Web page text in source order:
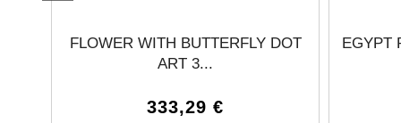
FLOWER WITH BUTTERFLY DOT
ART 3...
333,29 €
EGYPT